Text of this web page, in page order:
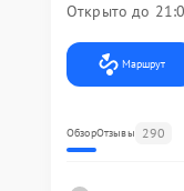
Открыто до
Маршрут
ОбзорОтзывы 290